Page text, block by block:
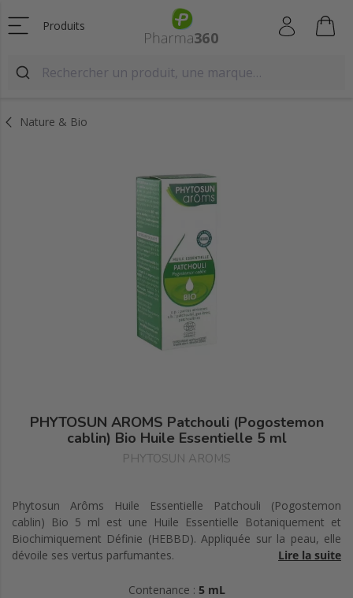
Produits
Nature & Bio
PHYTOSUN AROMS Patchouli (Pogostemon
cablin) Bio Huile Essentielle 5 ml
PHYTOSUN AROMS
Phytosun Arôms Huile Essentielle Patchouli (Pogostemon
cablin) Bio 5 ml est une Huile Essentielle Botaniquement et
Biochimiquement Définie (HEBBD). Appliquée sur la peau, elle
dévoile ses vertus parfumantes.
Organe producteur : parties aériennes.
Lire la suite
Contenance : 5 mL